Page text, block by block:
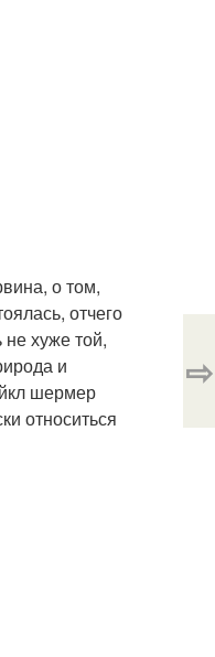
о том,
отчего
хуже той,
и
шермер
относиться
⇨